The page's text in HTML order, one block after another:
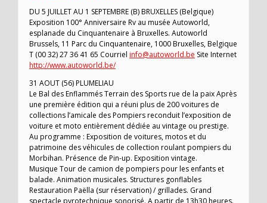
DU 5 JUILLET AU 1 SEPTEMBRE (B) BRUXELLES (Belgique)
Exposition 100° Anniversaire Rv au musée Autoworld,
esplanade du Cinquantenaire à Bruxelles. Autoworld
Brussels, 11 Parc du Cinquantenaire, 1000 Bruxelles, Belgique
T (00 32) 27 36 41 65 Courriel info@autoworld.be Site Internet
http://www.autoworld.be/
31 AOUT (56) PLUMELIAU
Le Bal des Enflammés Terrain des Sports rue de la paix Après
une première édition qui a réuni plus de 200 voitures de
collections l’amicale des Pompiers reconduit l’exposition de
voiture et moto entièrement dédiée au vintage ou prestige.
Au programme : Exposition de voitures, motos et du
patrimoine des véhicules de collection roulant pompiers du
Morbihan. Présence de Pin-up. Exposition vintage.
Musique Tour de camion de pompiers pour les enfants et
balade. Animation musicales. Structures gonflables
Restauration Paëlla (sur réservation) / grillades. Grand